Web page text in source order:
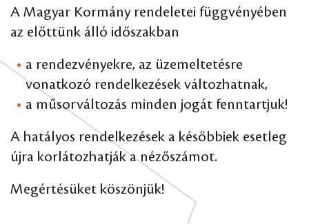
A Magyar Kormány rendeletei függvényében
az előttünk álló időszakban
a rendezvényekre, az üzemeltetésre
vonatkozó rendelkezések változhatnak,
a műsorváltozás minden jogát fenntartjuk!
A hatályos rendelkezések a későbbiek esetleg
újra korlátozhatják a nézőszámot.
Megértésüket köszönjük!